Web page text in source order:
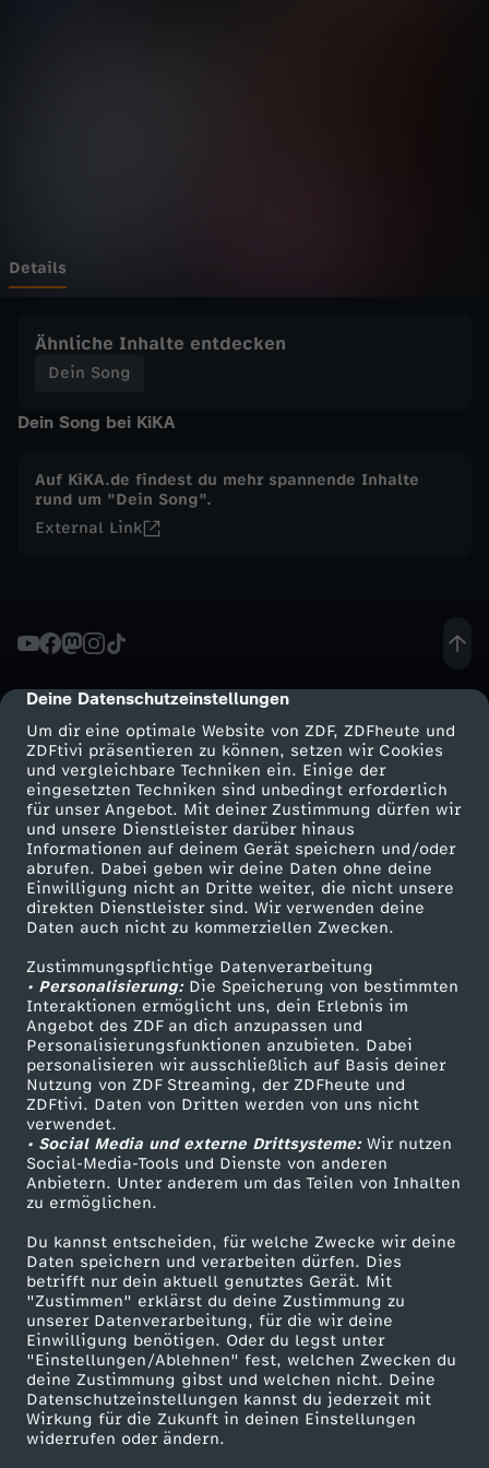
cmp-dialog-description
Deine Datenschutzeinstellungen
Um dir eine optimale Website von ZDF, ZDFheute und
ZDFtivi präsentieren zu können, setzen wir Cookies
und vergleichbare Techniken ein. Einige der
eingesetzten Techniken sind unbedingt erforderlich
für unser Angebot. Mit deiner Zustimmung dürfen wir
und unsere Dienstleister darüber hinaus
Informationen auf deinem Gerät speichern und/oder
abrufen. Dabei geben wir deine Daten ohne deine
Einwilligung nicht an Dritte weiter, die nicht unsere
direkten Dienstleister sind. Wir verwenden deine
Daten auch nicht zu kommerziellen Zwecken.
Zustimmungspflichtige Datenverarbeitung
• Personalisierung:Die Speicherung von bestimmten
Interaktionen ermöglicht uns, dein Erlebnis im
Angebot des ZDF an dich anzupassen und
Personalisierungsfunktionen anzubieten. Dabei
personalisieren wir ausschließlich auf Basis deiner
Nutzung von ZDF Streaming, der ZDFheute und
ZDFtivi. Daten von Dritten werden von uns nicht
verwendet.
• Social Media und externe Drittsysteme:Wir nutzen
Social-Media-Tools und Dienste von anderen
Anbietern. Unter anderem um das Teilen von Inhalten
zu ermöglichen.
Du kannst entscheiden, für welche Zwecke wir deine
Daten speichern und verarbeiten dürfen. Dies
betrifft nur dein aktuell genutztes Gerät. Mit
"Zustimmen" erklärst du deine Zustimmung zu
unserer Datenverarbeitung, für die wir deine
Einwilligung benötigen. Oder du legst unter
"Einstellungen/Ablehnen" fest, welchen Zwecken du
deine Zustimmung gibst und welchen nicht. Deine
Datenschutzeinstellungen kannst du jederzeit mit
Wirkung für die Zukunft in deinen Einstellungen
widerrufen oder ändern.
o
g
s
g
e
c
h
i
c
h
t
e
L
e
o
n
t
i
n
a
Details
Ähnliche Inhalte entdecken
Dein Song
Dein Song bei KiKA
Auf KiKA.de findest du mehr spannende Inhalte
rund um "Dein Song".
External Link
Mehr ZDF
ZDF-Apps
Smart TV
ZDFtext
Livestreams
Sendungen A-Z
TV-Programm
Service
ZDFmitreden
Kontakt zum ZDF
Tickets
Zuschauerservice
Hilfe
ZDF Unternehmen
Karriere
ZDF goes Schule
Werbefernsehen
Mainzelmännchen